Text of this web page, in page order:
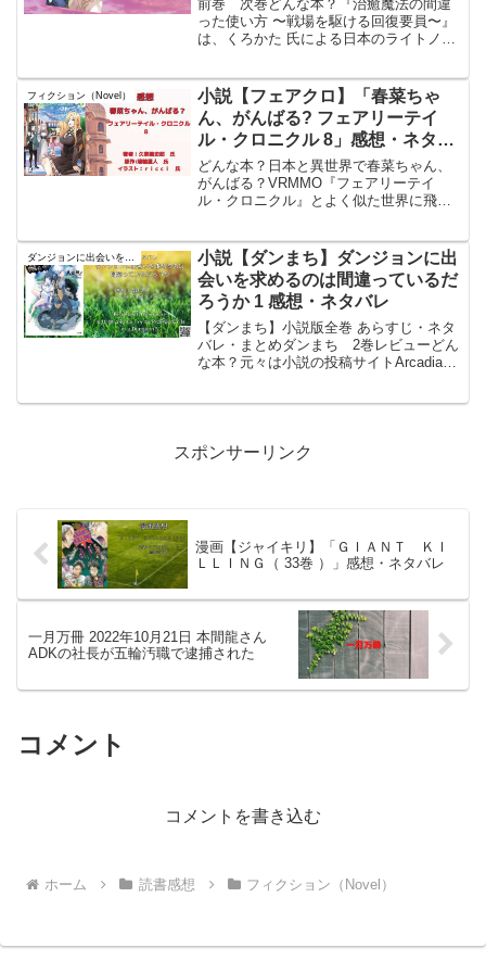
前巻 次巻どんな本？『治癒魔法の間違
った使い方 〜戦場を駆ける回復要員〜』
は、くろかた 氏による日本のライトノベ
で連載が始まり、2016年3月から2020年
3...
フィクション（Novel）
小説【フェアクロ】「春菜ちゃ
ん、がんばる? フェアリーテイ
ル・クロニクル 8」感想・ネタバ
レ
どんな本？日本と異世界で春菜ちゃん、
がんばる？VRMMO『フェアリーテイ
ル・クロニクル』とよく似た世界に飛ば
ノづくりで一年以上に及ぶ異世界生活を
乗り切り、飛ばされた時間...
ダンジョンに出会いを求めるのは間違っているだろうか
小説【ダンまち】ダンジョンに出
会いを求めるのは間違っているだ
ろうか 1 感想・ネタバレ
【ダンまち】小説版全巻 あらすじ・ネタ
バレ・まとめダンまち 2巻レビューどん
な本？元々は小説の投稿サイトArcadiaで
スポンサーリンク
漫画【ジャイキリ】「ＧＩＡＮＴ ＫＩ
ＬＬＩＮＧ（ 33巻 ）」感想・ネタバレ
一月万冊 2022年10月21日 本間龍さん
ADKの社長が五輪汚職で逮捕された
コメント
コメントを書き込む
ホーム 読書感想 フィクション（Novel）